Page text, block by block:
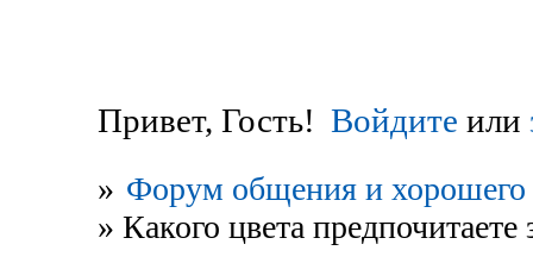
Привет, Гость! Войдите или
» Форум общения и хорошего
» Какого цвета